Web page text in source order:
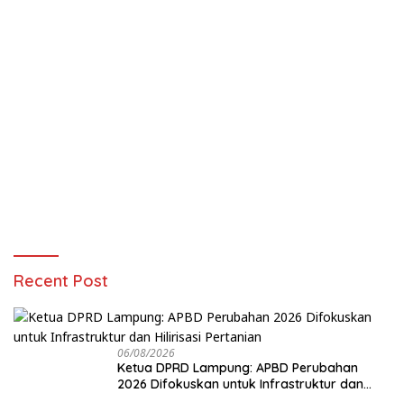
Recent Post
06/08/2026
Ketua DPRD Lampung: APBD Perubahan
2026 Difokuskan untuk Infrastruktur dan